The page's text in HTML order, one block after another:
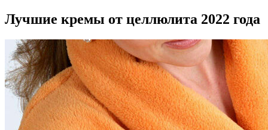
Лучшие кремы от целлюлита 2022 года